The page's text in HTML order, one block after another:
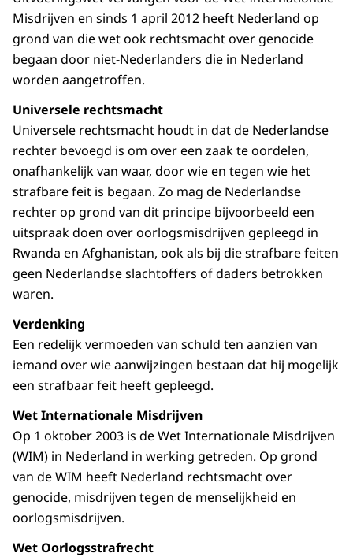
Misdrijven en sinds 1 april 2012 heeft Nederland op
grond van die wet ook rechtsmacht over genocide
begaan door niet-Nederlanders die in Nederland
worden aangetroffen.
Universele rechtsmacht
Universele rechtsmacht houdt in dat de Nederlandse
rechter bevoegd is om over een zaak te oordelen,
onafhankelijk van waar, door wie en tegen wie het
strafbare feit is begaan. Zo mag de Nederlandse
rechter op grond van dit principe bijvoorbeeld een
uitspraak doen over oorlogsmisdrijven gepleegd in
Rwanda en Afghanistan, ook als bij die strafbare feiten
geen Nederlandse slachtoffers of daders betrokken
waren.
Verdenking
Een redelijk vermoeden van schuld ten aanzien van
iemand over wie aanwijzingen bestaan dat hij mogelijk
een strafbaar feit heeft gepleegd.
Wet Internationale Misdrijven
Op 1 oktober 2003 is de Wet Internationale Misdrijven
(WIM) in Nederland in werking getreden. Op grond
van de WIM heeft Nederland rechtsmacht over
genocide, misdrijven tegen de menselijkheid en
oorlogsmisdrijven.
Wet Oorlogsstrafrecht